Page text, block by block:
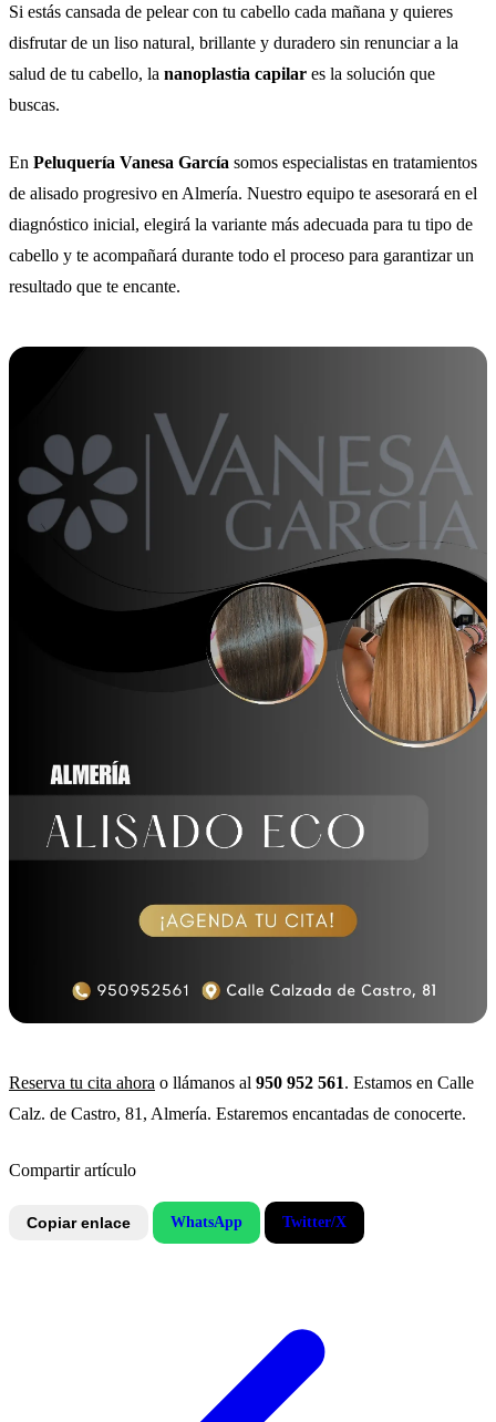
Si estás cansada de pelear con tu cabello cada mañana y quieres
disfrutar de un liso natural, brillante y duradero sin renunciar a la
salud de tu cabello, la nanoplastia capilar es la solución que
buscas.
En Peluquería Vanesa García somos especialistas en tratamientos
de alisado progresivo en Almería. Nuestro equipo te asesorará en el
diagnóstico inicial, elegirá la variante más adecuada para tu tipo de
cabello y te acompañará durante todo el proceso para garantizar un
resultado que te encante.
Reserva tu cita ahora o llámanos al 950 952 561. Estamos en Calle
Calz. de Castro, 81, Almería. Estaremos encantadas de conocerte.
Compartir artículo
Copiar enlace WhatsApp Twitter/X